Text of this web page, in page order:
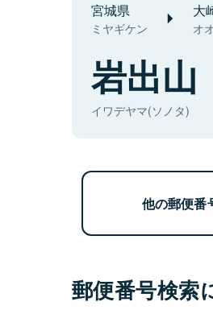
宮城県
ミヤギケン
大
オ
岩出山
イワデヤマ(ソノタ)
他の郵便番
郵便番号検索